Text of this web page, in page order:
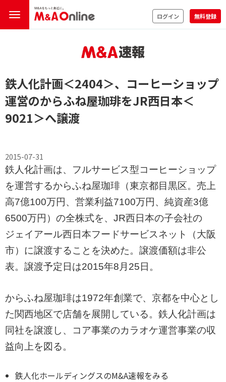
ログイン 無料登録
鉄人化計画＜2404＞、コーヒーショップ
運営のからふね屋珈琲をJR西日本＜
9021＞へ譲渡
2015-07-31
鉄人化計画は、フルサービス型コーヒーショップ
を運営するからふね屋珈琲（東京都目黒区。売上
高7億100万円、営業利益7100万円、純資産3億
6500万円）の全株式を、JR西日本の子会社の
ジェイアール西日本フードサービスネット（大阪
市）に譲渡することを決めた。譲渡価額は非公
表。譲渡予定日は2015年8月25日。
からふね屋珈琲は1972年創業で、京都を中心とし
た関西地区で店舗を展開している。鉄人化計画は
同社を譲渡し、コア事業のカラオケ運営事業の収
益向上を図る。
鉄人化ホールディングスのM&A速報をみる